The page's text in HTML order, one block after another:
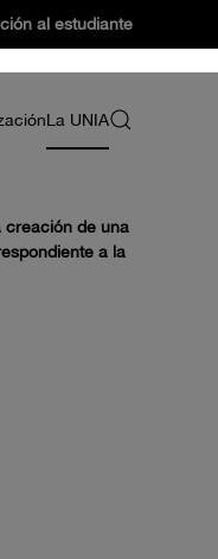
al estudiante
La UNIA
creación de una
a la